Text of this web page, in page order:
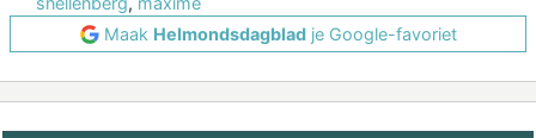
Maak Helmondsdagbladje Google-favoriet